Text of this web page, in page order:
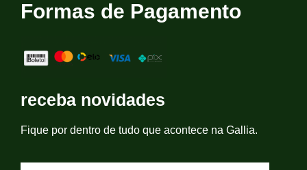
Formas de Pagamento
receba novidades
Fique por dentro de tudo que acontece na Gallia.